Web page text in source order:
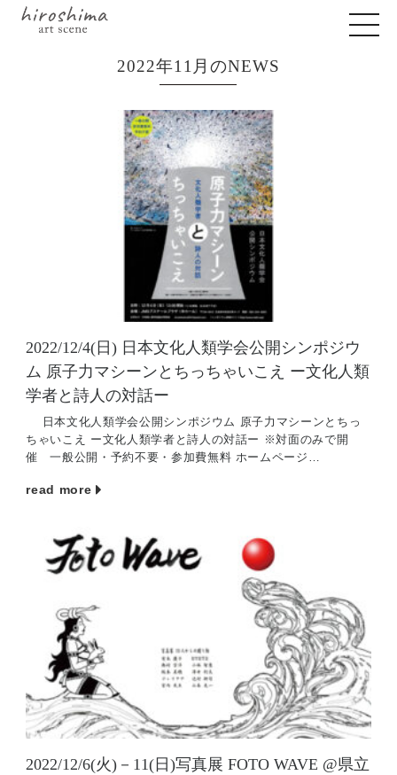
2022年11月のNEWS
2022/12/4(日) 日本文化人類学会公開シンポジウ
ム 原子力マシーンとちっちゃいこえ ー文化人類
学者と詩人の対話ー
日本文化人類学会公開シンポジウム 原子力マシーンとちっ
ちゃいこえ ー文化人類学者と詩人の対話ー ※対面のみで開
催 一般公開・予約不要・参加費無料 ホームページ
read more
2022/12/6(火)－11(日)写真展 FOTO WAVE @県立